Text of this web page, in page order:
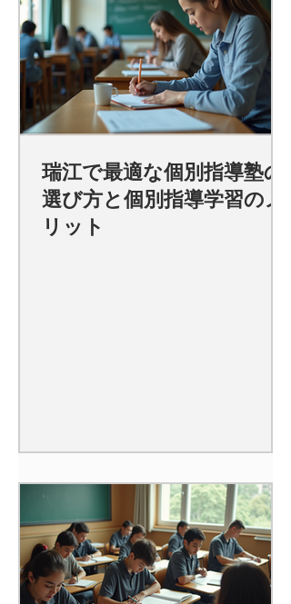
瑞江で最適な個別指導塾の
選び方と個別指導学習のメ
リット